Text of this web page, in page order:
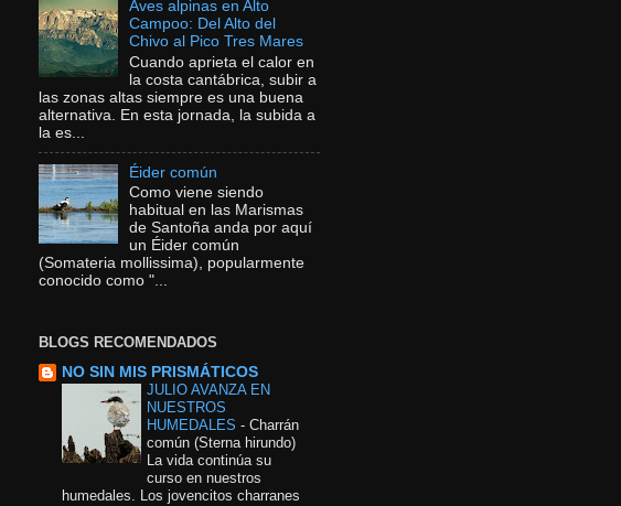
Aves alpinas en Alto
Campoo: Del Alto del
Chivo al Pico Tres Mares
Cuando aprieta el calor en
la costa cantábrica, subir a
las zonas altas siempre es una buena
alternativa. En esta jornada, la subida a
la es...
Éider común
Como viene siendo
habitual en las Marismas
de Santoña anda por aquí
un Éider común
(Somateria mollissima), popularmente
conocido como "...
BLOGS RECOMENDADOS
NO SIN MIS PRISMÁTICOS
JULIO AVANZA EN
NUESTROS
HUMEDALES - Charrán
común (Sterna hirundo)
La vida continúa su
curso en nuestros
humedales. Los jovencitos charranes